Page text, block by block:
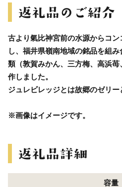
古より氣比神宮前の水源からコ
し、福井県嶺南地域の銘品を組
類（敦賀みかん、三方梅、高浜
作しました。
ジュレビレッジとは故郷のゼリー
※画像はイメージです。
容量